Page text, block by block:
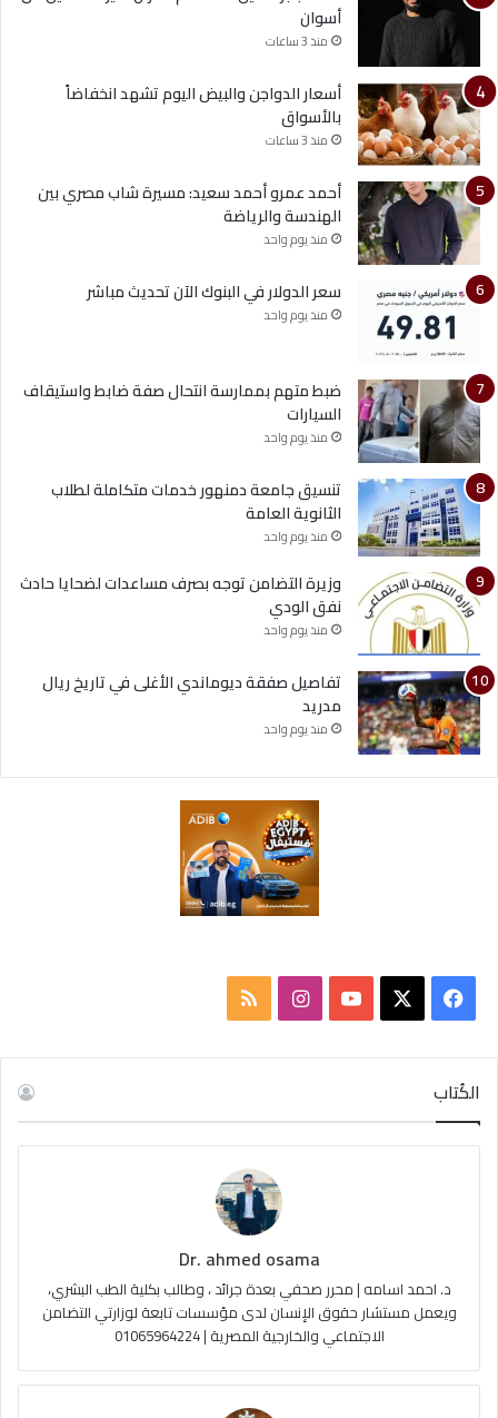
أسوان
منذ 3 ساعات
أسعار الدواجن والبيض اليوم تشهد انخفاضاً
بالأسواق
منذ 3 ساعات
أحمد عمرو أحمد سعيد: مسيرة شاب مصري بين
الهندسة والرياضة
منذ يوم واحد
سعر الدولار في البنوك الآن تحديث مباشر
منذ يوم واحد
ضبط متهم بممارسة انتحال صفة ضابط واستيقاف
السيارات
منذ يوم واحد
تنسيق جامعة دمنهور خدمات متكاملة لطلاب
الثانوية العامة
منذ يوم واحد
وزيرة التضامن توجه بصرف مساعدات لضحايا حادث
نفق الودي
منذ يوم واحد
تفاصيل صفقة ديوماندي الأغلى في تاريخ ريال
مدريد
منذ يوم واحد
س
ب
u
e
ت
ا
م
ص
ا
ل
م
و
ق
ع
الكُتاب
Dr. ahmed osama
د. احمد اسامه | محرر صحفي بعدة جرائد ، وطالب بكلية الطب البشري،
ويعمل مستشار حقوق الإنسان لدى مؤسسات تابعة لوزارتي التضامن
الاجتماعي والخارجية المصرية | 01065964224